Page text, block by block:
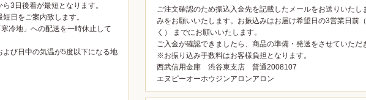
3日後着が最短となります。
日をご案内致します。
冷地」への配送を一時休止して
び日中の気温が5度以下になる地
ご注文確認のため振込入金先を記載したメールをお送りいたし
みをお願いいたします。お振込みはお届け希望日の3営業日前
く） までにお願いいたします。
ご入金が確認できましたら、商品の準備・発送をさせていただ
※お振り込み手数料はお客様負担となります。
西武信用金庫 渋谷東支店 普通2008107
エヌピーオーホウジンアロンアロン